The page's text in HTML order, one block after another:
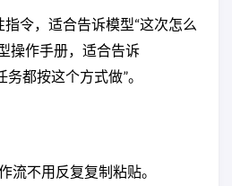
令，适合告诉模型“这次怎么
操作手册，适合告诉
都按这个方式做”。
流不用反复复制粘贴。